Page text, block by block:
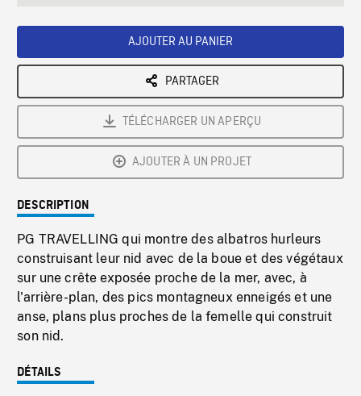
AJOUTER AU PANIER
PARTAGER
TÉLÉCHARGER UN APERÇU
AJOUTER À UN PROJET
DESCRIPTION
PG TRAVELLING qui montre des albatros hurleurs
construisant leur nid avec de la boue et des végétaux
sur une crête exposée proche de la mer, avec, à
l'arrière-plan, des pics montagneux enneigés et une
anse, plans plus proches de la femelle qui construit
son nid.
DÉTAILS